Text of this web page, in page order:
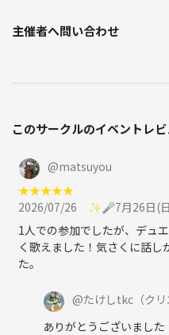
主催者へ問い合わせ
このサークルのイベントレ
@matsuyou
★★★★★
2026/07/26
✨️🎤7月26日(日)19時
1人での参加でしたが、デュ
く歌えました！気さくに話し
た。
@たけしtkc （ク
ありがとうございまし